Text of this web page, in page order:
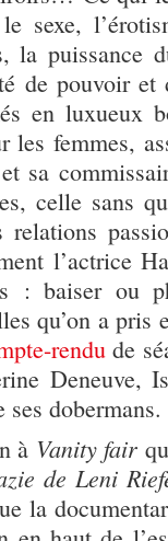
sexe,
la puissance
de pouvoir et
en luxueux
les femmes,
sa
celle sans
l’actrice
: baiser ou
qu’on a pris
rendu de
Deneuve,
dobermans.
à Vanity fair
de Leni
la